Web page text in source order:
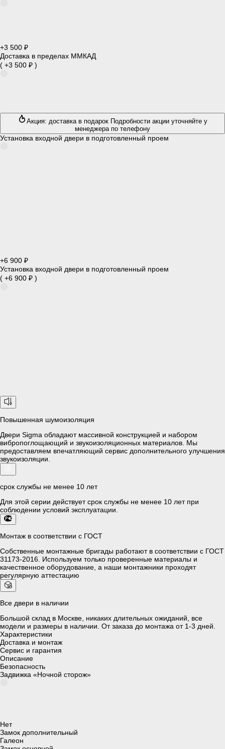
+3 500 ₽
Доставка в пределах ММКАД
( +3 500 ₽ )
Акция: доставка в подарок Подробности акции уточняйте у
менеджера по телефону
Установка входной двери в подготовленный проем
+6 900 ₽
Установка входной двери в подготовленный проем
( +6 900 ₽ )
Повышенная шумоизоляция
Двери Sigma обладают массивной конструкцией и набором
вибропоглощающий и звукоизоляционных материалов. Мы
предоставляем впечатляющий сервис дополнительного улучшения
звукоизоляции.
срок службы не менее 10 лет
Для этой серии действует срок службы не менее 10 лет при
соблюдении условий эксплуатации.
Монтаж в соответствии с ГОСТ
Собственные монтажные бригады работают в соответствии с ГОСТ
31173-2016. Используем только проверенные материалы и
качественное оборудование, а наши монтажники проходят
регулярную аттестацию
Все двери в наличии
Большой склад в Москве, никаких длительных ожиданий, все
модели и размеры в наличии. От заказа до монтажа от 1-3 дней.
Характеристики
Доставка и монтаж
Сервис и гарантия
Описание
Безопасность
Задвижка «Ночной сторож»
Нет
Замок дополнительный
Галеон